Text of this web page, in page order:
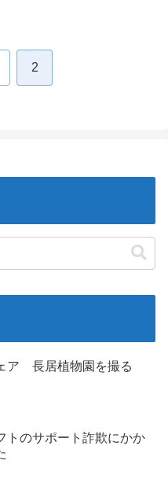
2
ア 長居植物園を撮る
トのサポート詐欺にかか